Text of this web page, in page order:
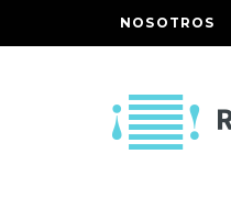
NOSOTROS